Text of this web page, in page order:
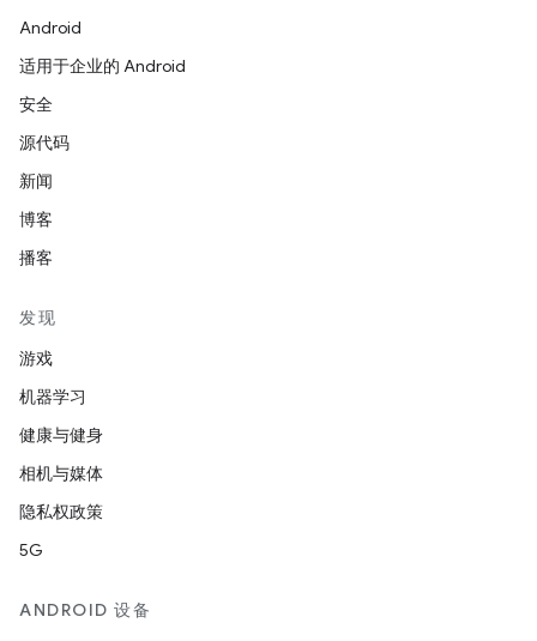
Android
适用于企业的 Android
安全
源代码
新闻
博客
播客
发现
游戏
机器学习
健康与健身
相机与媒体
隐私权政策
5G
ANDROID 设备